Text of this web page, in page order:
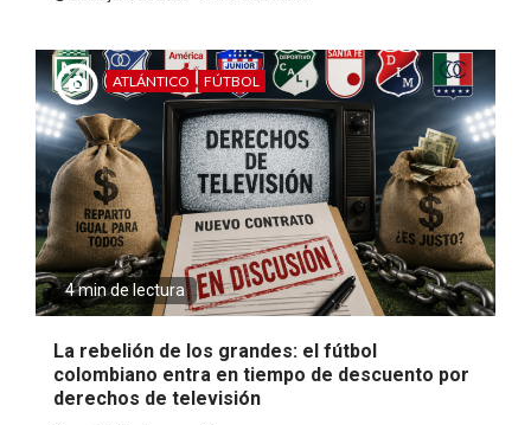
ATLÁNTICO FÚTBOL
4 min de lectura
La rebelión de los grandes: el fútbol
colombiano entra en tiempo de descuento por
derechos de televisión